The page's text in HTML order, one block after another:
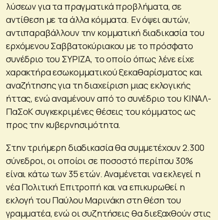
λύσεων για τα πραγματικά προβλήματα, σε
αντίθεση με τα άλλα κόμματα. Εν όψει αυτών,
αντιπαραβάλλουν την κομματική διαδικασία του
ερχόμενου Σαββατοκύριακου με το πρόσφατο
συνέδριο του ΣΥΡΙΖΑ, το οποίο όπως λένε είχε
χαρακτήρα εσωκομματικού ξεκαθαρίσματος και
αναζήτησης για τη διαχείριση μιας εκλογικής
ήττας, ενώ αναμένουν από το συνέδριο του ΚΙΝΑΛ-
ΠαΣοΚ συγκεκριμένες θέσεις του κόμματος ως
προς την κυβερνησιμότητα.
Στην τριήμερη διαδικασία θα συμμετέχουν 2.300
σύνεδροι, οι οποίοι σε ποσοστό περίπου 30%
είναι κάτω των 35 ετών. Αναμένεται να εκλεγεί η
νέα Πολιτική Επιτροπή και να επικυρωθεί η
εκλογή του Παύλου Μαρινάκη στη θέση του
γραμματέα, ενώ οι συζητήσεις θα διεξαχθούν στις